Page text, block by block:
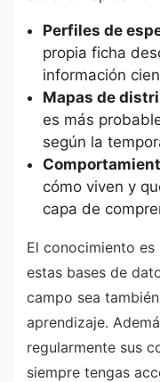
Perfiles de
propia ficha
información
Mapas de
es más
según la
cómo viven y
capa de
El conocimiento
estas bases de
campo sea
aprendizaje.
regularmente sus
siempre tengas